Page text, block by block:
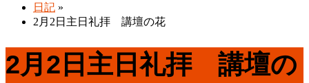
日記 »
2月2日主日礼拝 講壇の花
2月2日主日礼拝 講壇の